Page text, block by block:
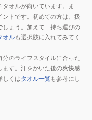
オルが向いています。ま
トです。初めての方は、扱
しょう。加えて、持ち運びの
オルも選択肢に入れてみてく
のライフスタイルに合った
ます。汗をかいた後の爽快感
しくはタオル一覧も参考にし